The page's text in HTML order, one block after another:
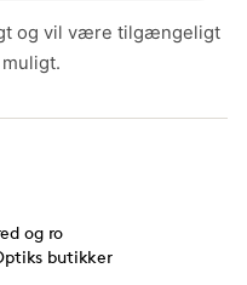
og vil være tilgængeligt
og ro
butikker